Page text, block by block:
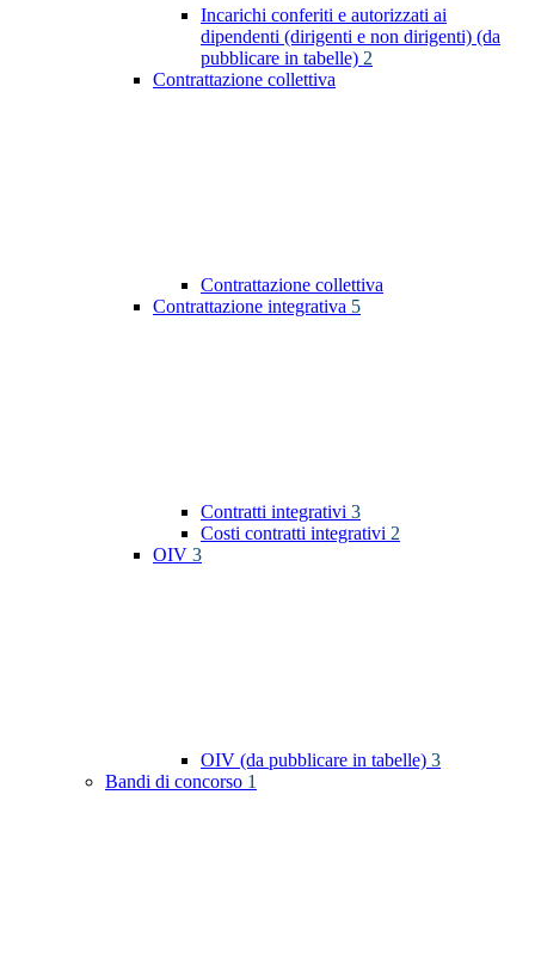
Incarichi conferiti e autorizzati ai
dipendenti (dirigenti e non dirigenti) (da
pubblicare in tabelle) 2
Contrattazione collettiva
Contrattazione collettiva
Contrattazione integrativa 5
Contratti integrativi 3
Costi contratti integrativi 2
OIV 3
OIV (da pubblicare in tabelle) 3
Bandi di concorso 1